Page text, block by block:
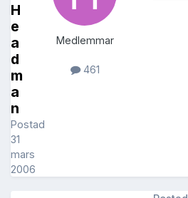
H
e
a
d
m
a
n
Postad
31
mars
2006
Medlemmar
461